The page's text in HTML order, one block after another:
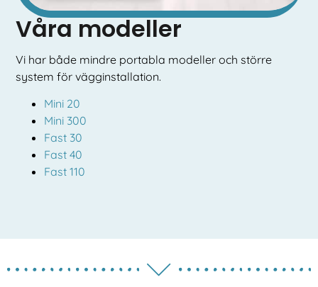
Våra modeller
Vi har både mindre portabla modeller och större
system för vägginstallation.
Mini 20
Mini 300
Fast 30
Fast 40
Fast 110